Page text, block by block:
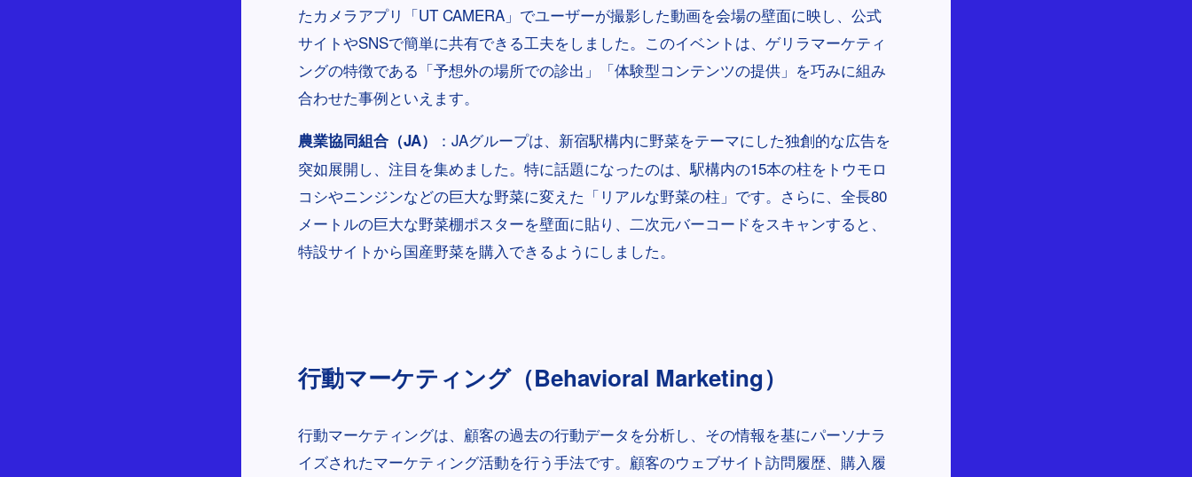
たカメラアプリ「UT CAMERA」でユーザーが撮影した動画を会場の壁面に映し、公式
サイトやSNSで簡単に共有できる工夫をしました。このイベントは、ゲリラマーケティ
ングの特徴である「予想外の場所での診出」「体験型コンテンツの提供」を巧みに組み
合わせた事例といえます。
農業協同組合（JA）
：JAグループは、新宿駅構内に野菜をテーマにした独創的な広告を
突如展開し、注目を集めました。特に話題になったのは、駅構内の15本の柱をトウモロ
コシやニンジンなどの巨大な野菜に変えた「リアルな野菜の柱」です。さらに、全長80
メートルの巨大な野菜棚ポスターを壁面に貼り、二次元バーコードをスキャンすると、
特設サイトから国産野菜を購入できるようにしました。
行動マーケティング（Behavioral Marketing）
行動マーケティングは、顧客の過去の行動データを分析し、その情報を基にパーソナラ
イズされたマーケティング活動を行う手法です。顧客のウェブサイト訪問履歴、購入履